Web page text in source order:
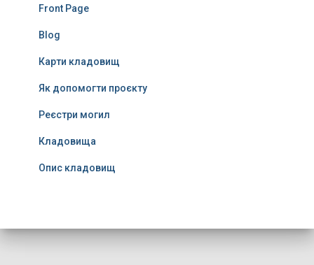
Front Page
Blog
Карти кладовищ
Як допомогти проєкту
Реєстри могил
Кладовища
Опис кладовищ